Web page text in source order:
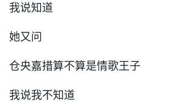
我说知道
她又问
仓央嘉措算不算是情歌王子
我说我不知道